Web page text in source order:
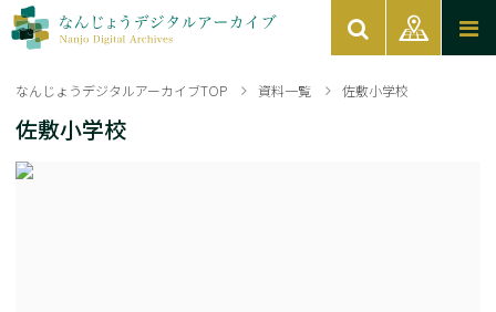
なんじょうデジタルアーカイブTOP 資料一覧 佐敷小学校
佐敷小学校